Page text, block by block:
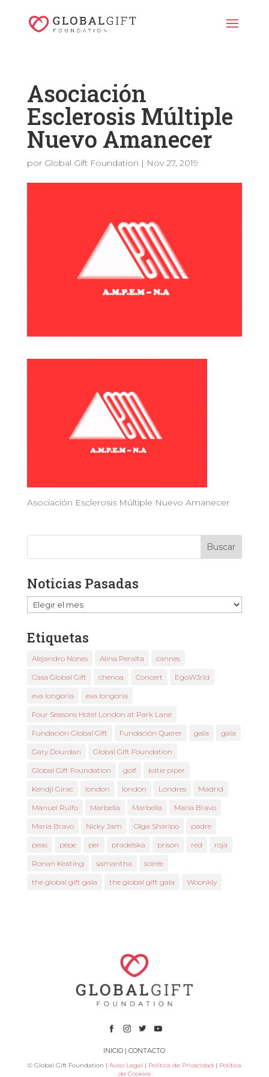
Asociación
Esclerosis Múltiple
Nuevo Amanecer
por Global Gift Foundation | Nov 27, 2019
Asociación Esclerosis Múltiple Nuevo Amanecer
Noticias Pasadas
Noticias
Pasadas
Etiquetas
Alejandro Nones Alina Peralta cannes
Casa Global Gift chenoa Concert EgoW3rld
eva longoria eva longoria
Four Seasons Hotel London at Park Lane
Fundación Global Gift Fundación Querer gala gala
Gary Dourdan Global Gift Foundation
Global Gift Foundation golf katie piper
Kendji Girac london london Londres Madrid
Manuel Rulfo Marbella Marbella María Bravo
María Bravo Nicky Jam Olga Sharipo padre
peas pepe per pradelska prison red roja
Ronan Keating samantha soirée
the global gift gala the global gift gala Woonkly
INICIO |CONTACTO
© Global Gift Foundation | Aviso Legal | Política de Privacidad | Política
de Cookies